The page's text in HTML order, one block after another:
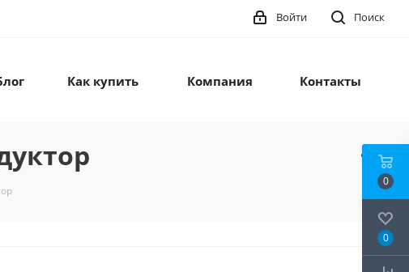
Поиск
Войти
Как купить Компания Контакты
0
0